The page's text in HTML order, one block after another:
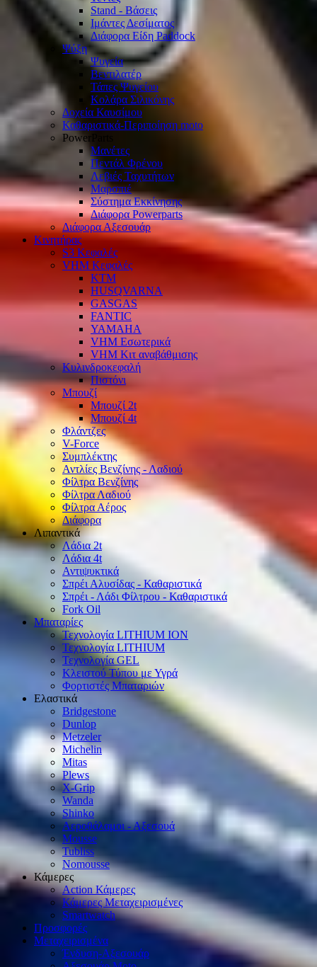
Stand - Βάσεις
Ιμάντες Δεσίματος
Διάφορα Είδη Paddock
Ψύξη
Ψυγεία
Βεντιλατέρ
Τάπες Ψυγείου
Κολάρα Σιλικόνης
Δοχεία Καυσίμου
Καθαριστικά-Περιποίηση moto
PowerParts
Μανέτες
Πεντάλ Φρένου
Λεβιές Ταχυτήτων
Μαρσπιέ
Σύστημα Εκκίνησης
Διάφορα Powerparts
Διάφορα Αξεσουάρ
Κινητήρας
S3 Κεφαλές
VHM Κεφαλές
KTM
HUSQVARNA
GASGAS
FANTIC
YAMAHA
VHM Εσωτερικά
VHM Κιτ αναβάθμισης
Κυλινδροκεφαλή
Πιστόνι
Μπουζί
Μπουζί 2t
Μπουζί 4t
Φλάντζες
V-Force
Συμπλέκτης
Αντλίες Βενζίνης - Λαδιού
Φίλτρα Βενζίνης
Φίλτρα Λαδιού
Φίλτρα Αέρος
Διάφορα
Λιπαντικά
Λάδια 2t
Λάδια 4t
Αντιψυκτικά
Σπρέι Αλυσίδας - Καθαριστικά
Σπρέι - Λάδι Φίλτρου - Καθαριστικά
Fork Oil
Μπαταρίες
Τεχνολογία LITHIUM ION
Τεχνολογία LITHIUM
Τεχνολογία GEL
Κλειστού Τύπου με Υγρά
Φορτιστές Μπαταριών
Ελαστικά
Bridgestone
Dunlop
Metzeler
Michelin
Mitas
Plews
X-Grip
Wanda
Shinko
Αεροθάλαμοι - Αξεσουά
Mousse
Tubliss
Nomousse
Κάμερες
Action Κάμερες
Κάμερες Μεταχειρισμένες
Smartwatch
Προσφορές
Μεταχειρισμένα
Ένδυση-Αξεσουάρ